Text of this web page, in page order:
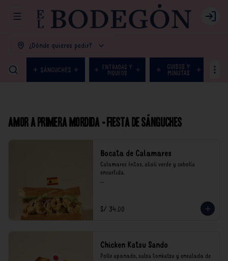
Abrir menu de navegación Login
¿Dónde quieres pedir?
Amor a primera mordida - Fiesta de Sánguches
Bocata de Calamares
Calamares fritos, alioli verde y cebolla
encurtida.
consumo.
S/ 34.00
Chicken Katsu Sando
Pollo apanado, salsa tonkatsu y ensalada de